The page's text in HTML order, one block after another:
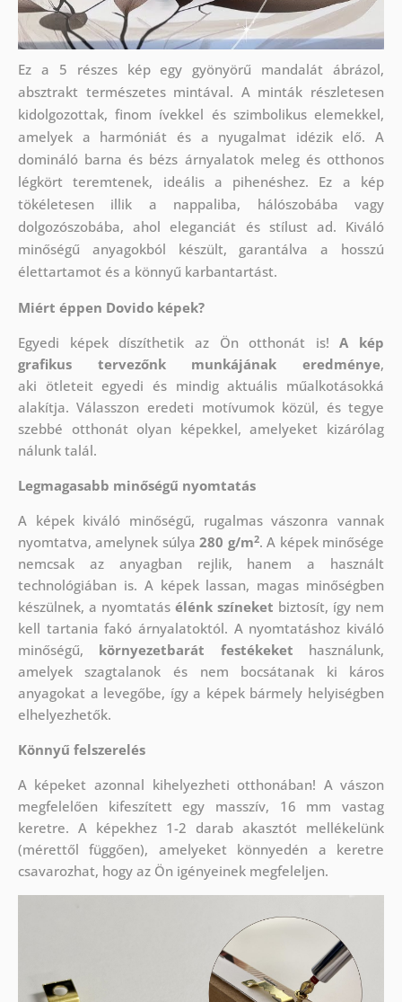
Ez a 5 részes kép egy gyönyörű mandalát ábrázol,
absztrakt természetes mintával. A minták részletesen
kidolgozottak, finom ívekkel és szimbolikus elemekkel,
amelyek a harmóniát és a nyugalmat idézik elő. A
domináló barna és bézs árnyalatok meleg és otthonos
légkört teremtenek, ideális a pihenéshez. Ez a kép
tökéletesen illik a nappaliba, hálószobába vagy
dolgozószobába, ahol eleganciát és stílust ad. Kiváló
minőségű anyagokból készült, garantálva a hosszú
élettartamot és a könnyű karbantartást.
Miért éppen Dovido képek?
Egyedi képek díszíthetik az Ön otthonát is!A kép
grafikus tervezőnk munkájának eredménye,
aki ötleteit egyedi és mindig aktuális műalkotásokká
alakítja. Válasszon eredeti motívumok közül, és tegye
szebbé otthonát olyan képekkel, amelyeket kizárólag
nálunk talál.
Legmagasabb minőségű nyomtatás
A képek kiváló minőségű, rugalmas vászonra vannak
nyomtatva, amelynek súlya280 g/m2. A képek minősége
nemcsak az anyagban rejlik, hanem a használt
technológiában is. A képek lassan, magas minőségben
készülnek, a nyomtatás élénk színeket biztosít, így nem
kell tartania fakó árnyalatoktól. A nyomtatáshoz kiváló
minőségű, környezetbarát festékeket használunk,
amelyek szagtalanok és nem bocsátanak ki káros
anyagokat a levegőbe, így a képek bármely helyiségben
elhelyezhetők.
Könnyű felszerelés
A képeket azonnal kihelyezheti otthonában! A vászon
megfelelően kifeszített egy masszív, 16 mm vastag
keretre. A képekhez 1-2 darab akasztót mellékelünk
(mérettől függően), amelyeket könnyedén a keretre
csavarozhat, hogy az Ön igényeinek megfeleljen.